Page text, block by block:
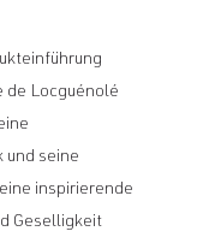
de Locguénolé
und seine
inspirierende
Geselligkeit